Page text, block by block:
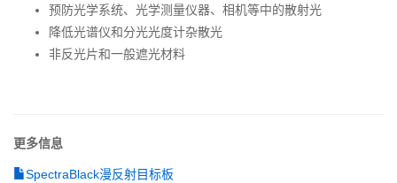
预防光学系统、光学测量仪器、相机等中的散射光
降低光谱仪和分光光度计杂散光
非反光片和一般遮光材料
更多信息
SpectraBlack漫反射目标板